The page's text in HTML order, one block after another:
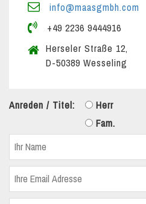
info@maasgmbh.com
+49 2236 9444916
Herseler Straße 12,
D-50389 Wesseling
Anreden / Titel: Herr
Fam.